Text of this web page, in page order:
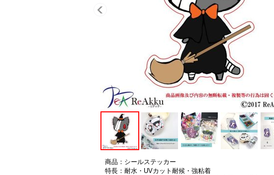
商品：シールステッカー
特長：耐水・UVカット耐候・強粘着